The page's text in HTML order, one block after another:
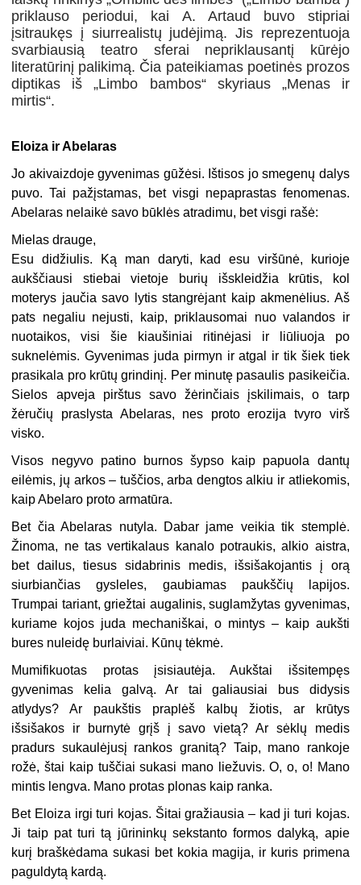
priklauso periodui, kai A. Artaud buvo stipriai
įsitraukęs į siurrealistų judėjimą. Jis reprezentuoja
svarbiausią teatro sferai nepriklausantį kūrėjo
literatūrinį palikimą. Čia pateikiamas poetinės prozos
diptikas iš „Limbo bambos“ skyriaus „Menas ir
mirtis“.
Eloiza ir Abelaras
Jo akivaizdoje gyvenimas gūžėsi. Ištisos jo smegenų dalys
puvo. Tai pažįstamas, bet visgi nepaprastas fenomenas.
Abelaras nelaikė savo būklės atradimu, bet visgi rašė:
Mielas drauge,
Esu didžiulis. Ką man daryti, kad esu viršūnė, kurioje
aukščiausi stiebai vietoje burių išskleidžia krūtis, kol
moterys jaučia savo lytis stangrėjant kaip akmenėlius. Aš
pats negaliu nejusti, kaip, priklausomai nuo valandos ir
nuotaikos, visi šie kiaušiniai ritinėjasi ir liūliuoja po
suknelėmis. Gyvenimas juda pirmyn ir atgal ir tik šiek tiek
prasikala pro krūtų grindinį. Per minutę pasaulis pasikeičia.
Sielos apveja pirštus savo žėrinčiais įskilimais, o tarp
žėručių praslysta Abelaras, nes proto erozija tvyro virš
visko.
Visos negyvo patino burnos šypso kaip papuola dantų
eilėmis, jų arkos – tuščios, arba dengtos alkiu ir atliekomis,
kaip Abelaro proto armatūra.
Bet čia Abelaras nutyla. Dabar jame veikia tik stemplė.
Žinoma, ne tas vertikalaus kanalo potraukis, alkio aistra,
bet dailus, tiesus sidabrinis medis, išsišakojantis į orą
siurbiančias gysleles, gaubiamas paukščių lapijos.
Trumpai tariant, griežtai augalinis, suglamžytas gyvenimas,
kuriame kojos juda mechaniškai, o mintys – kaip aukšti
bures nuleidę burlaiviai. Kūnųtėkmė.
Mumifikuotas protas įsisiautėja. Aukštai išsitempęs
gyvenimas kelia galvą. Ar tai galiausiai bus didysis
atlydys? Ar paukštis praplėš kalbų žiotis, ar krūtys
išsišakos ir burnytė grįš į savo vietą? Ar sėklų medis
pradurs sukaulėjusį rankos granitą? Taip, mano rankoje
rožė, štai kaip tuščiai sukasi mano liežuvis. O, o, o! Mano
mintis lengva. Mano protas plonas kaip ranka.
Bet Eloiza irgi turi kojas. Šitai gražiausia – kad ji turi kojas.
Ji taip pat turi tą jūrininkų sekstanto formos dalyką, apie
kurį braškėdama sukasi bet kokia magija, ir kuris primena
paguldytą kardą.